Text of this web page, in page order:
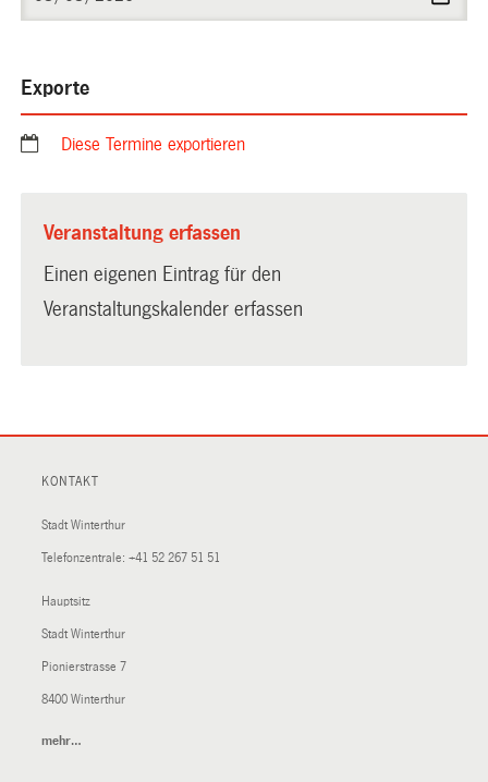
Exporte
Diese Termine exportieren
Veranstaltung erfassen
Einen eigenen Eintrag für den
Veranstaltungskalender erfassen
KONTAKT
Stadt Winterthur
Telefonzentrale: +41 52 267 51 51
Hauptsitz
Stadt Winterthur
Pionierstrasse 7
8400 Winterthur
mehr…